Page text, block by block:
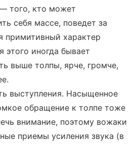
того, кто может
себя массе, поведет за
примитивный характер
этого иногда бывает
выше толпы, ярче, громче,
выступления. Насыщенное
обращение к толпе тоже
внимание, поэтому вожаки
приемы усиления звука (в